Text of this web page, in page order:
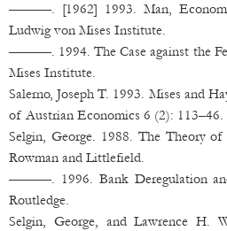
———. [1962] 1993. Man,
Ludwig von Mises Institute.
———. 1994. The Case against the
Mises Institute.
Salerno, Joseph T. 1993. Mises and
of Austrian Economics 6 (2): 113–46.
Selgin, George. 1988. The Theory
Rowman and Littlefield.
———. 1996. Bank Deregulation
Routledge.
Selgin, George, and Lawrence H.